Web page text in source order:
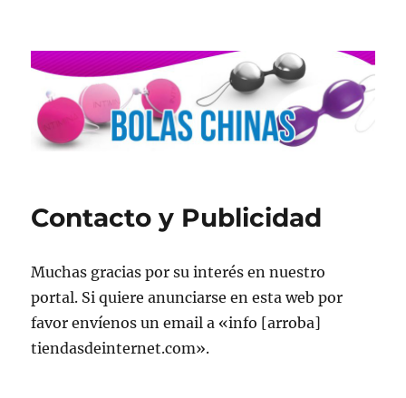
Contacto y Publicidad
Muchas gracias por su interés en nuestro
portal. Si quiere anunciarse en esta web por
favor envíenos un email a «info [arroba]
tiendasdeinternet.com».